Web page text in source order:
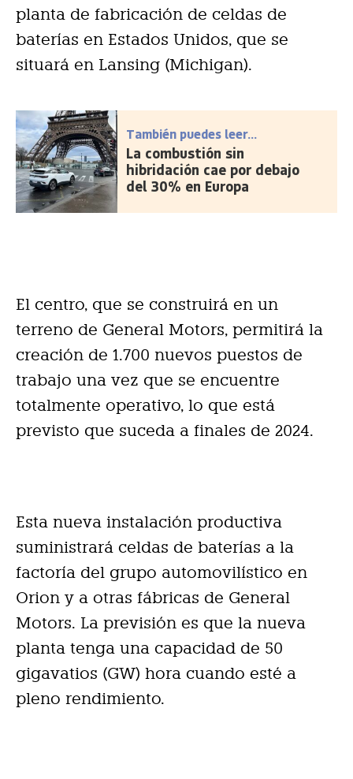
planta de fabricación de celdas de
baterías en Estados Unidos, que se
situará en Lansing (Michigan).
También puedes leer...
La combustión sin
hibridación cae por debajo
del 30% en Europa
El centro, que se construirá en un
terreno de General Motors, permitirá la
creación de 1.700 nuevos puestos de
trabajo una vez que se encuentre
totalmente operativo, lo que está
previsto que suceda a finales de 2024.
Esta nueva instalación productiva
suministrará celdas de baterías a la
factoría del grupo automovilístico en
Orion y a otras fábricas de General
Motors. La previsión es que la nueva
planta tenga una capacidad de 50
gigavatios (GW) hora cuando esté a
pleno rendimiento.